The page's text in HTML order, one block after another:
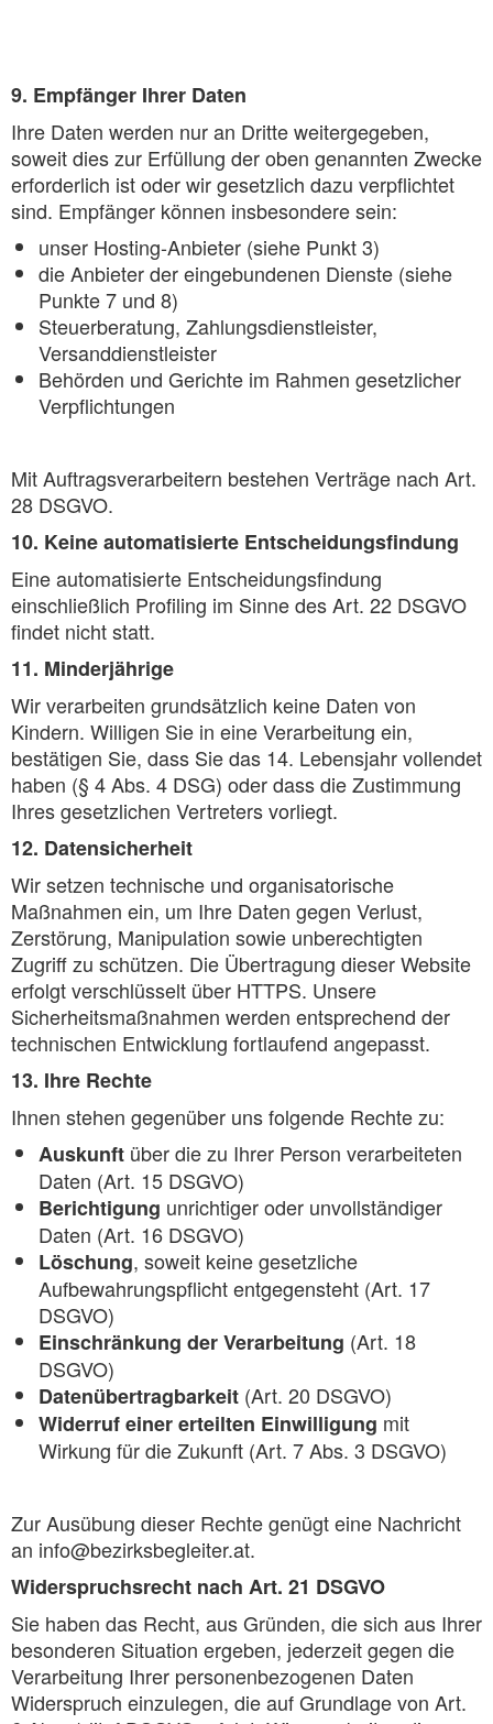
9. Empfänger Ihrer Daten
Ihre Daten werden nur an Dritte weitergegeben,
soweit dies zur Erfüllung der oben genannten Zwecke
erforderlich ist oder wir gesetzlich dazu verpflichtet
sind. Empfänger können insbesondere sein:
unser Hosting-Anbieter (siehe Punkt 3)
die Anbieter der eingebundenen Dienste (siehe
Punkte 7 und 8)
Steuerberatung, Zahlungsdienstleister,
Versanddienstleister
Behörden und Gerichte im Rahmen gesetzlicher
Verpflichtungen
Mit Auftragsverarbeitern bestehen Verträge nach Art.
28 DSGVO.
10. Keine automatisierte Entscheidungsfindung
Eine automatisierte Entscheidungsfindung
einschließlich Profiling im Sinne des Art. 22 DSGVO
findet nicht statt.
11. Minderjährige
Wir verarbeiten grundsätzlich keine Daten von
Kindern. Willigen Sie in eine Verarbeitung ein,
bestätigen Sie, dass Sie das 14. Lebensjahr vollendet
haben (§ 4 Abs. 4 DSG) oder dass die Zustimmung
Ihres gesetzlichen Vertreters vorliegt.
12. Datensicherheit
Wir setzen technische und organisatorische
Maßnahmen ein, um Ihre Daten gegen Verlust,
Zerstörung, Manipulation sowie unberechtigten
Zugriff zu schützen. Die Übertragung dieser Website
erfolgt verschlüsselt über HTTPS. Unsere
Sicherheitsmaßnahmen werden entsprechend der
technischen Entwicklung fortlaufend angepasst.
13. Ihre Rechte
Ihnen stehen gegenüber uns folgende Rechte zu:
Auskunft über die zu Ihrer Person verarbeiteten
Daten (Art. 15 DSGVO)
Berichtigung unrichtiger oder unvollständiger
Daten (Art. 16 DSGVO)
Löschung, soweit keine gesetzliche
Aufbewahrungspflicht entgegensteht (Art. 17
DSGVO)
Einschränkung der Verarbeitung (Art. 18
DSGVO)
Datenübertragbarkeit (Art. 20 DSGVO)
Widerruf einer erteilten Einwilligung mit
Wirkung für die Zukunft (Art. 7 Abs. 3 DSGVO)
Zur Ausübung dieser Rechte genügt eine Nachricht
an info@bezirksbegleiter.at.
Widerspruchsrecht nach Art. 21 DSGVO
Sie haben das Recht, aus Gründen, die sich aus Ihrer
besonderen Situation ergeben, jederzeit gegen die
Verarbeitung Ihrer personenbezogenen Daten
Widerspruch einzulegen, die auf Grundlage von Art.